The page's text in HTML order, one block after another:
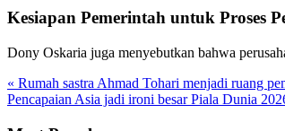
Kesiapan Pemerintah untuk Proses
Dony Oskaria juga menyebutkan bahwa
« Rumah sastra Ahmad Tohari menjadi ruang
Pencapaian Asia jadi ironi besar Piala Dunia